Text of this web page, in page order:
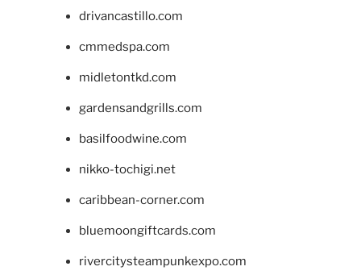
drivancastillo.com
cmmedspa.com
midletontkd.com
gardensandgrills.com
basilfoodwine.com
nikko-tochigi.net
caribbean-corner.com
bluemoongiftcards.com
rivercitysteampunkexpo.com